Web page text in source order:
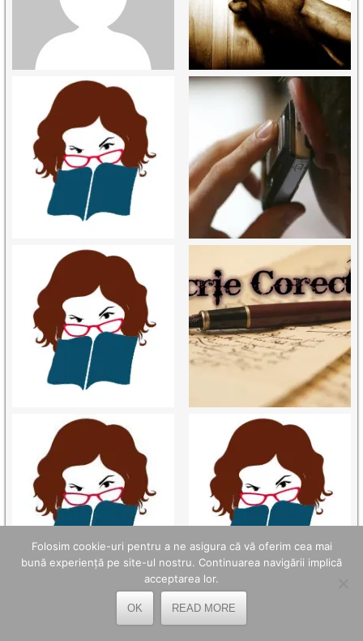
Folosim cookie-uri pentru a ne asigura că vă oferim cea mai
bună experiență pe site-ul nostru. Continuarea navigării implică
acceptarea lor.
OK READ MORE